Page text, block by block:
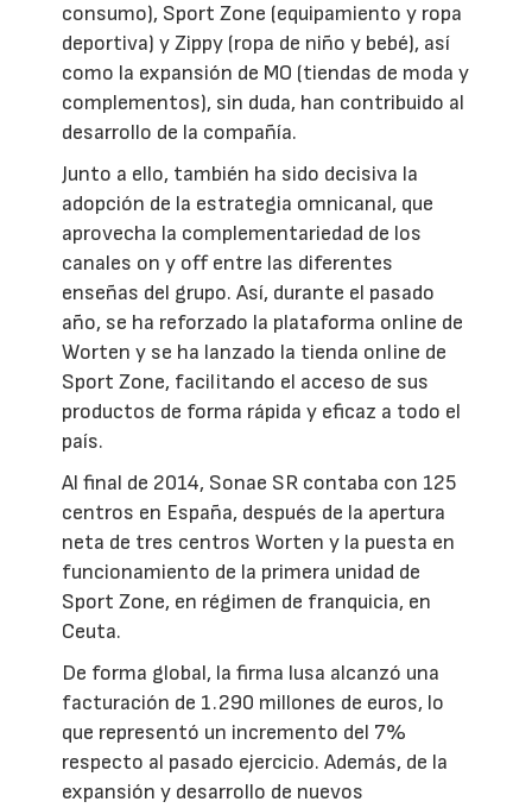
consumo), Sport Zone (equipamiento y ropa
deportiva) y Zippy (ropa de niño y bebé), así
como la expansión de MO (tiendas de moda y
complementos), sin duda, han contribuido al
desarrollo de la compañía.
Junto a ello, también ha sido decisiva la
adopción de la estrategia omnicanal, que
aprovecha la complementariedad de los
canales on y off entre las diferentes
enseñas del grupo. Así, durante el pasado
año, se ha reforzado la plataforma online de
Worten y se ha lanzado la tienda online de
Sport Zone, facilitando el acceso de sus
productos de forma rápida y eficaz a todo el
país.
Al final de 2014, Sonae SR contaba con 125
centros en España, después de la apertura
neta de tres centros Worten y la puesta en
funcionamiento de la primera unidad de
Sport Zone, en régimen de franquicia, en
Ceuta.
De forma global, la firma lusa alcanzó una
facturación de 1.290 millones de euros, lo
que representó un incremento del 7%
respecto al pasado ejercicio. Además, de la
expansión y desarrollo de nuevos